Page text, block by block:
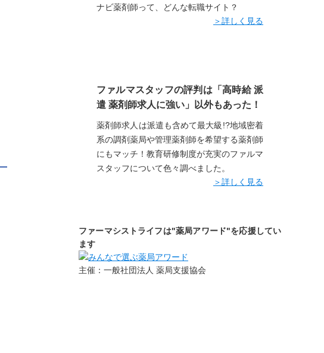
ナビ薬剤師って、どんな転職サイト？
＞詳しく見る
ファルマスタッフの評判は「高時給 派
遣 薬剤師求人に強い」以外もあった！
薬剤師求人は派遣も含めて最大級!?地域密着
系の調剤薬局や管理薬剤師を希望する薬剤師
にもマッチ！教育研修制度が充実のファルマ
スタッフについて色々調べました。
＞詳しく見る
ファーマシストライフは"薬局アワード"を応援してい
ます
主催：一般社団法人 薬局支援協会